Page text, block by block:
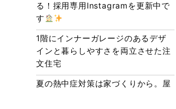
る！採用専用Instagramを更新中で
す
1階にインナーガレージのあるデザ
インと暮らしやすさを両立させた注
文住宅
夏の熱中症対策は家づくりから。屋